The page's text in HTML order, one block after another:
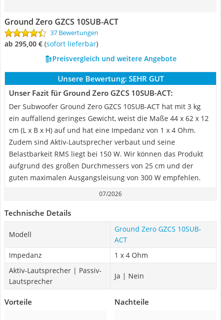
Ground Zero GZCS 10SUB-ACT
37 Bewertungen
ab 295,00 € ( Sofort lieferbar)
Preisvergleich und weitere Angebote
Unsere Bewertung: SEHR GUT
Unser Fazit für Ground Zero GZCS 10SUB-ACT:
Der Subwoofer Ground Zero GZCS 10SUB-ACT hat mit 3 kg
ein auffallend geringes Gewicht, weist die Maße 44 x 62 x 12
cm (L x B x H) auf und hat eine Impedanz von 1 x 4 Ohm.
Zudem sind Aktiv-Lautsprecher verbaut und seine
Belastbarkeit RMS liegt bei 150 W. Wir können das Produkt
aufgrund des großen Durchmessers von 25 cm und der
guten maximalen Ausgangsleisung von 300 W empfehlen.
07/2026
Technische Details
Modell
Ground Zero GZCS 10SUB-
ACT
Impedanz
1 x 4 Ohm
Aktiv-Lautsprecher | Passiv-
Lautsprecher
Ja | Nein
Vorteile Nachteile